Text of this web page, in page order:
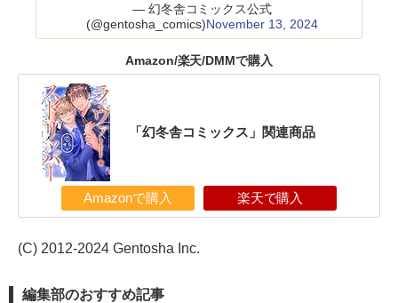
— 幻冬舎コミックス公式
(@gentosha_comics)November 13, 2024
Amazon/楽天/DMMで購入
「幻冬舎コミックス」関連商品
Amazonで購入 楽天で購入
(C) 2012-2024 Gentosha Inc.
編集部のおすすめ記事